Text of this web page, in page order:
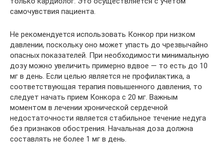
самочувствия пациента.
Не рекомендуется использовать Конкор при низком
давлении, поскольку оно может упасть до чрезвычайно
опасных показателей. При необходимости минимальную
дозу можно увеличить примерно вдвое — то есть до 10
мг в день. Если целью является не профилактика, а
соответствующая терапия повышенного давления, то
следует начать прием Конкора с 20 мг. Важным
моментом в лечении хронической сердечной
недостаточности является стабильное течение недуга
без признаков обострения. Начальная доза должна
составлять не более 1 мг в день.